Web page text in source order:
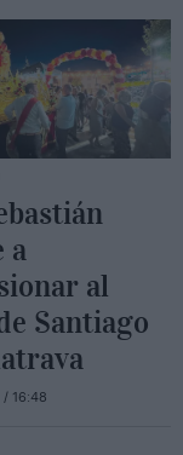
a
al
Santiago
16:48